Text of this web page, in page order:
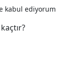
kabul ediyorum